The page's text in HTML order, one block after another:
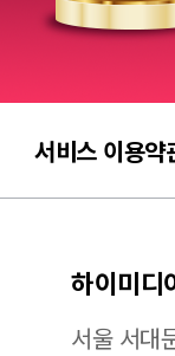
서비스 이용약
하이미디
서울 서대